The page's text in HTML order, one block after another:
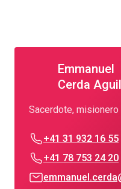
Emmanuel
Cerda
Sacerdote,
+41 31 932 16 55
+41 78 753 24 20